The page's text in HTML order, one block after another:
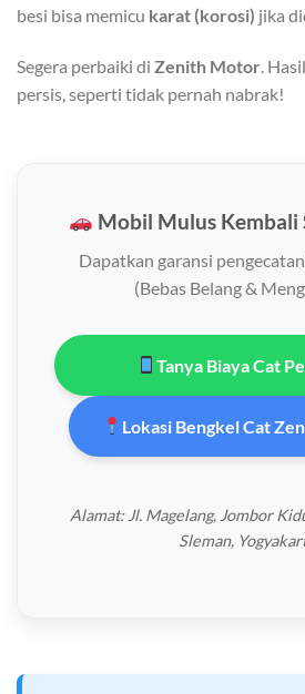
besi bisa memicu karat (korosi) jika
Segera perbaiki di Zenith Motor.
persis, seperti tidak pernah nabrak!
Mobil Mulus Kembali
Dapatkan garansi
(Bebas Belang &
Tanya Biaya Cat
Lokasi Bengkel Cat
Alamat: Jl. Magelang, Jombor
Sleman,